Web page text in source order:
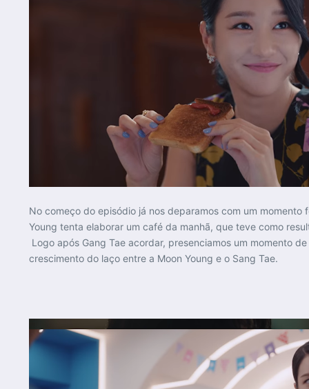
No começo do episódio já nos deparamos com um
Young tenta elaborar um café da manhã, que teve como
Logo após Gang Tae acordar, presenciamos um momento
crescimento do laço entre a Moon Young e o Sang Tae.